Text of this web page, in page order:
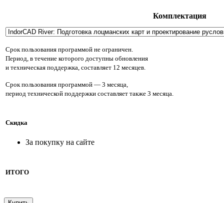
Комплектация
Срок пользования программой не ограничен.
Период, в течение которого доступны обновления
и техническая поддержка, составляет 12 месяцев.
Срок пользования программой — 3 месяца,
период технической поддержки составляет также 3 месяца.
Скидка
За покупку на сайте
ИТОГО